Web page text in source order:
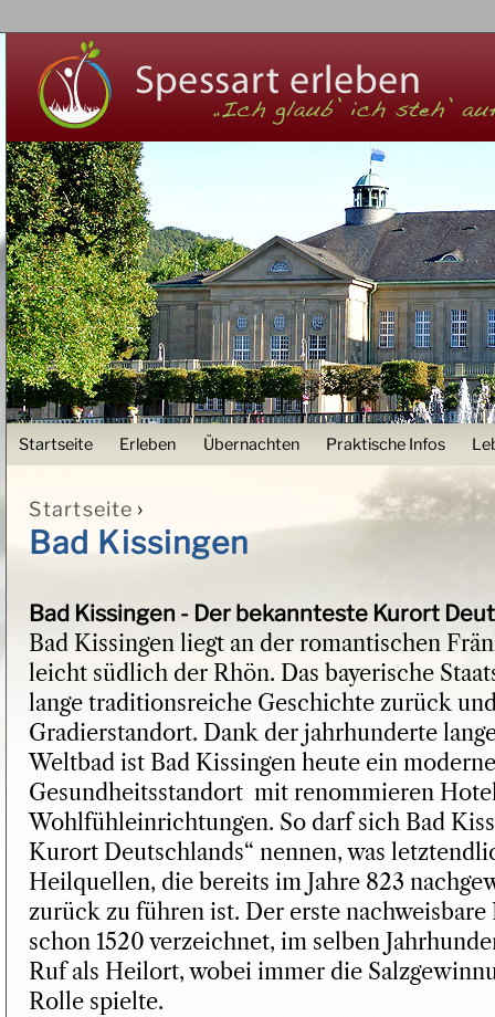
User menu
Startseite Erleben Übernachten Praktische Infos
Sie sind hier
Startseite ›
Bad Kissingen
Bad Kissingen - Der bekannteste Kurort
Bad Kissingen liegt an der romantischen
leicht südlich der Rhön. Das bayerische
lange traditionsreiche Geschichte zurück
Gradierstandort. Dank der jahrhunderte
Weltbad ist Bad Kissingen heute ein
Gesundheitsstandort mit renommieren
Wohlfühleinrichtungen. So darf sich Bad
Kurort Deutschlands“ nennen, was
Heilquellen, die bereits im Jahre 823
zurück zu führen ist. Der erste nachweisbare
schon 1520 verzeichnet, im selben
Ruf als Heilort, wobei immer die
Rolle spielte.